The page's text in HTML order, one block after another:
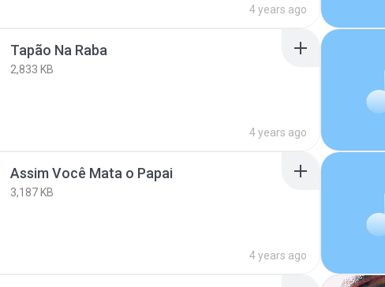
4 years ago
Tapão Na Raba
2,833 KB
4 years ago
Assim Você Mata o Papai
3,187 KB
4 years ago